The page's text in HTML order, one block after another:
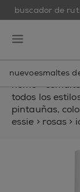
buscador de
nuevoesmaltes
home>
todos los
pintauñas,
essie > rosas >